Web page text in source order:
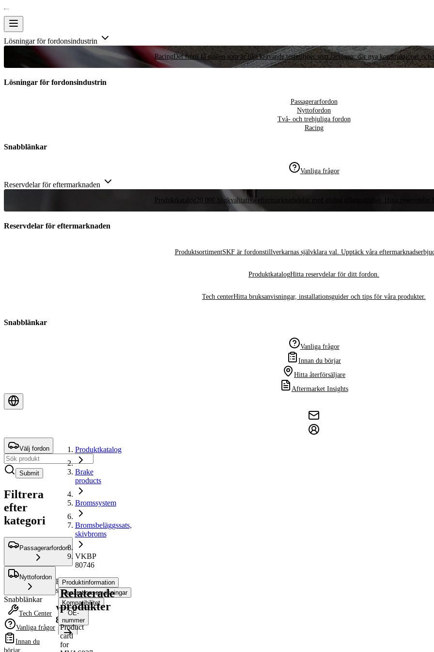
Lösningar för fordonsindustrin
RacingDet finns få ställen som är lika krävande testmiljöer som racingen, där nya konstruktioner och
Lösningar för fordonsindustrin
Passagerarfordon
Nyttofordon
Två- och trehjuliga fordon
Racing
Snabblänkar
Vanliga frågor
Reservdelar för eftermarknaden
Produktkatalog20 000 högkvalitativa eftermarknadsdelar med global tillgänglighet. Hitta reservdelar
Reservdelar för eftermarknaden
ProduktsortimentSKF är fordonstillverkarnas självklara val. Upptäck våra
ProduktkatalogHitta reservdelar för ditt fordon.
Tech centerHitta bruksanvisningar, installationsguider och tips för våra produkter.
Snabblänkar
Vanliga frågor
Innan du börjar
Hitta återförsäljare
Aftermarket Insights
Välj fordon
Submit
Filtrera
efter
kategori
Passagerarfordon
Nyttofordon
Snabblänkar
Tech Center
Vanliga frågor
Innan du
börjar
Produktkatalog
Brake
products
Bromssystem
Bromsbeläggssats,
skivbroms
VKBP
80746
Bromsbeläggssats,
skivbroms
VKBP
80746
Produktinformation
Reparationsanvisningar
Kompatibilitet
OE-
nummer
Relaterade
produkter
Product
card
for